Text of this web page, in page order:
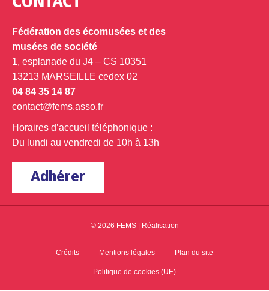
Fédération des écomusées et des
musées de société
1, esplanade du J4 – CS 10351
13213 MARSEILLE cedex 02
04 84 35 14 87
contact@fems.asso.fr
Horaires d’accueil téléphonique :
Du lundi au vendredi de 10h à 13h
Adhérer
© 2026 FEMS | Réalisation
Crédits Mentions légales Plan du site
Politique de cookies (UE)